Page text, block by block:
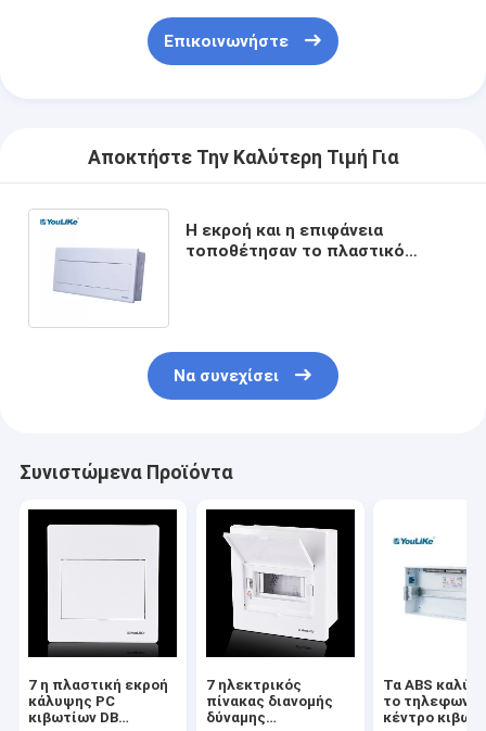
Επικοινωνήστε
Αποκτήστε Την Καλύτερη Τιμή Για
Η εκροή και η επιφάνεια
τοποθέτησαν το πλαστικό
Να συνεχίσει
Συνιστώμενα Προϊόντα
7 η πλαστική εκροή
κάλυψης PC
κιβωτίων DB
7 ηλεκτρικός
πίνακας διανομής
δύναμης
Τα ABS
το
κέντρο